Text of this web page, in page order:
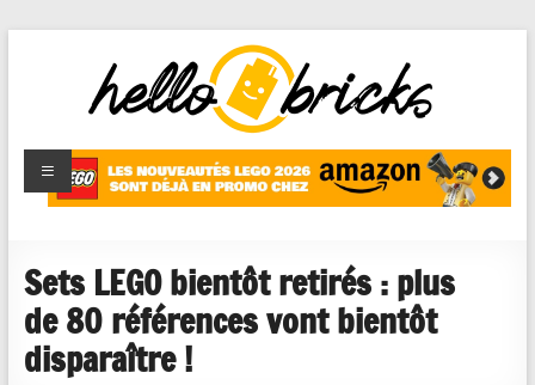
HelloBricks
Blog LEGO,
nouveaut�s
reviews
Sets LEGO bientôt retirés : plus
de 80 références vont bientôt
disparaître !